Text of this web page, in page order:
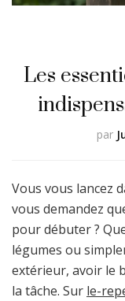
Les
par
Vous vous lancez
vous demandez
pour débuter ?
légumes ou
extérieur, avoir le
la tâche. Sur le-